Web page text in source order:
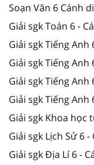
Soạn Văn 6 Cánh
Giải sgk Toán 6 -
Giải sgk Tiếng Anh
Giải sgk Tiếng Anh
Giải sgk Tiếng
Giải sgk Tiếng Anh
Giải sgk Khoa học
Giải sgk Lịch Sử 6 -
Giải sgk Địa Lí 6 -